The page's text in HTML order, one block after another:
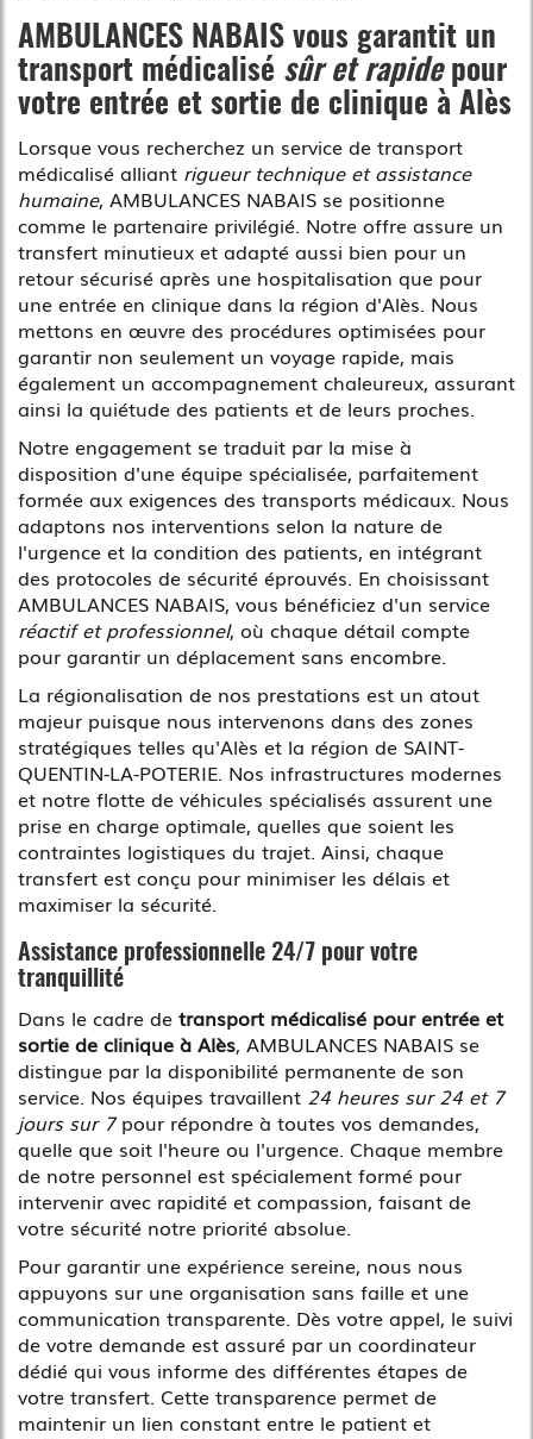
AMBULANCES NABAIS vous garantit un
transport médicalisé sûr et rapidepour
votre entrée et sortie de clinique à Alès
Lorsque vous recherchez un service de transport
médicalisé alliant rigueur technique et assistance
humaine, AMBULANCES NABAIS se positionne
comme le partenaire privilégié. Notre offre assure un
transfert minutieux et adapté aussi bien pour un
retour sécurisé après une hospitalisation que pour
une entrée en clinique dans la région d'Alès. Nous
mettons en œuvre des procédures optimisées pour
garantir non seulement un voyage rapide, mais
également un accompagnement chaleureux, assurant
ainsi la quiétude des patients et de leurs proches.
Notre engagement se traduit par la mise à
disposition d'une équipe spécialisée, parfaitement
formée aux exigences des transports médicaux. Nous
adaptons nos interventions selon la nature de
l'urgence et la condition des patients, en intégrant
des protocoles de sécurité éprouvés. En choisissant
AMBULANCES NABAIS, vous bénéficiez d'un service
réactif et professionnel, où chaque détail compte
pour garantir un déplacement sans encombre.
La régionalisation de nos prestations est un atout
majeur puisque nous intervenons dans des zones
stratégiques telles qu'Alès et la région de SAINT-
QUENTIN-LA-POTERIE. Nos infrastructures modernes
et notre flotte de véhicules spécialisés assurent une
prise en charge optimale, quelles que soient les
contraintes logistiques du trajet. Ainsi, chaque
transfert est conçu pour minimiser les délais et
maximiser la sécurité.
Assistance professionnelle 24/7 pour votre
tranquillité
Dans le cadre de transport médicalisé pour entrée et
sortie de clinique à Alès, AMBULANCES NABAIS se
distingue par la disponibilité permanente de son
service. Nos équipes travaillent 24 heures sur 24 et 7
jours sur 7pour répondre à toutes vos demandes,
quelle que soit l'heure ou l'urgence. Chaque membre
de notre personnel est spécialement formé pour
intervenir avec rapidité et compassion, faisant de
votre sécurité notre priorité absolue.
Pour garantir une expérience sereine, nous nous
appuyons sur une organisation sans faille et une
communication transparente. Dès votre appel, le suivi
de votre demande est assuré par un coordinateur
dédié qui vous informe des différentes étapes de
votre transfert. Cette transparence permet de
maintenir un lien constant entre le patient et